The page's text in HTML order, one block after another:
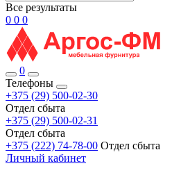
Все результаты
0 0 0
0
Телефоны
+375 (29) 500-02-30
Отдел сбыта
+375 (29) 500-02-31
Отдел сбыта
+375 (222) 74-78-00 Отдел сбыта
Личный кабинет